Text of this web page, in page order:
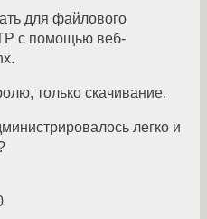
для файлового
с помощью веб-
только скачивание.
легко и